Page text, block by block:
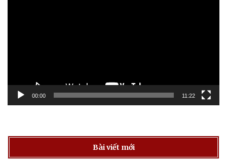
00:00 11:22
Bài viết mới